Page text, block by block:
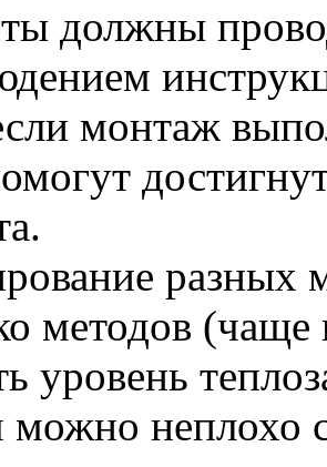
должны
монтаж
разных
методов
уровень
можно неплохо